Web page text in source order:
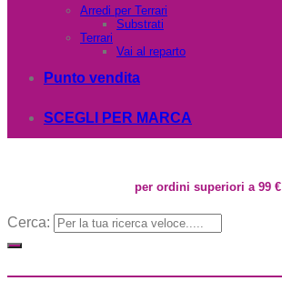
Arredi per Terrari
Substrati
Terrari
Vai al reparto
Punto vendita
SCEGLI PER MARCA
per ordini superiori a 99 €
Cerca: